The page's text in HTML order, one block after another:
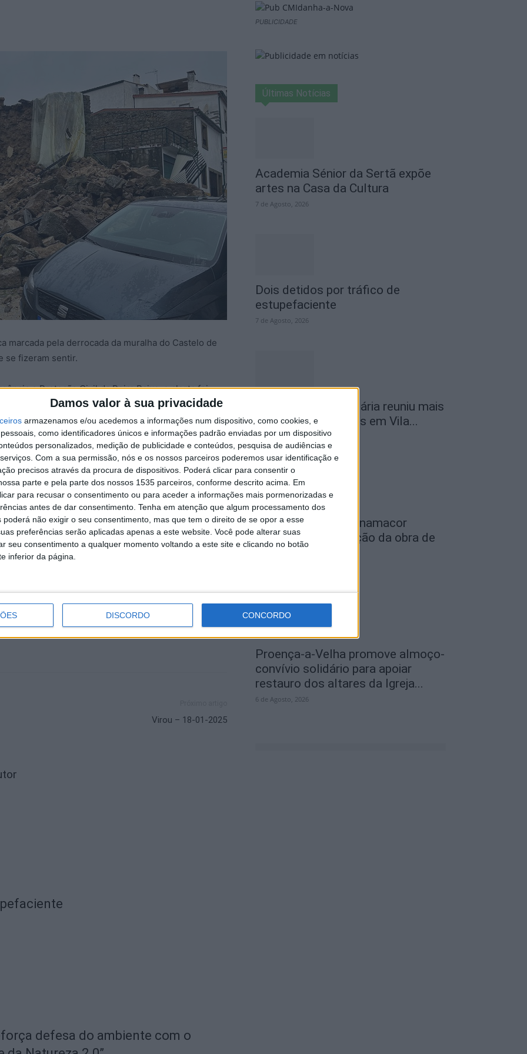
Damos valor à sua privacidade
armazenamos e/ou acedemos a informações num dispositivo, como cookies, e
como identificadores únicos e informações padrão enviadas por um dispositivo
personalizados, medição de publicidade e conteúdos, pesquisa de audiências e
Com a sua permissão, nós e os nossos parceiros poderemos usar identificação e
precisos através da procura de dispositivos. Poderá clicar para consentir o
parte e pela parte dos nossos 1535 parceiros, conforme descrito acima. Em
para recusar o consentimento ou para aceder a informações mais pormenorizadas e
antes de dar consentimento. Tenha em atenção que algum processamento dos
poderá não exigir o seu consentimento, mas que tem o direito de se opor a esse
preferências serão aplicadas apenas a este website. Você pode alterar suas
seu consentimento a qualquer momento voltando a este site e clicando no botão
inferior da página.
DISCORDO CONCORDO
marcada pela derrocada da muralha do Castelo de
se fizeram sentir.
e Proteção Civil da Beira Baixa, o alerta foi
e alguns pedras caíram para o pátio de uma
procedesse à limpeza das vias e trabalhos de
de Proteção Civil irá fazer o levantamento dos
Virou – 18-01-2025
defesa do ambiente com o
PUBLICIDADE
Últimas Notícias
Academia Sénior da Sertã expõe
artes na Casa da Cultura
7 de Agosto, 2026
Dois detidos por tráfico de
estupefaciente
7 de Agosto, 2026
2ª Neon Walk Solidária reuniu mais
de 300 participantes em Vila...
7 de Agosto, 2026
Teatro Clube de Penamacor
recebeu apresentação da obra de
Proença-a-Velha promove almoço-
convívio solidário para apoiar
restauro dos altares da Igreja...
6 de Agosto, 2026